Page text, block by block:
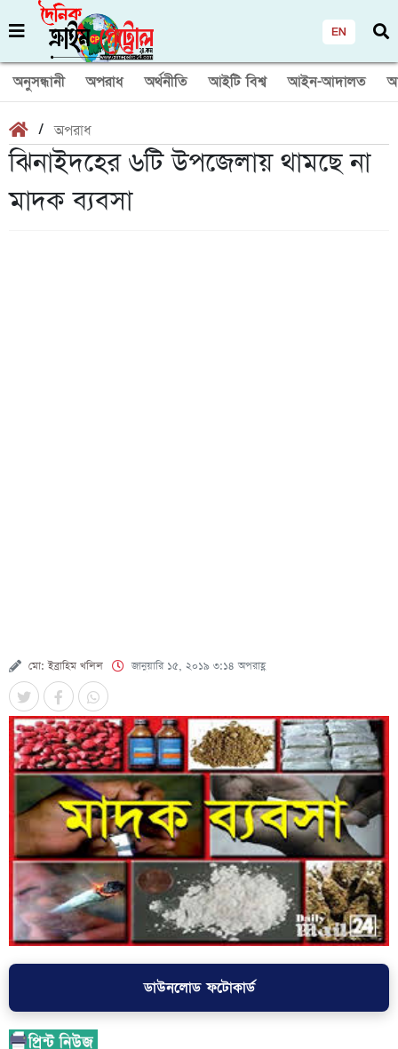
EN
অনুসন্ধানী অপরাধ অর্থনীতি আইটি বিশ্ব আইন-আদালত
/অপরাধ
ঝিনাইদহের ৬টি উপজেলায় থামছে না
মাদক ব্যবসা
মো: ইব্রাহিম খলিল জানুয়ারি ১৫, ২০১৯ ৩:১৪ অপরাহ্ণ
ডাউনলোড ফটোকার্ড